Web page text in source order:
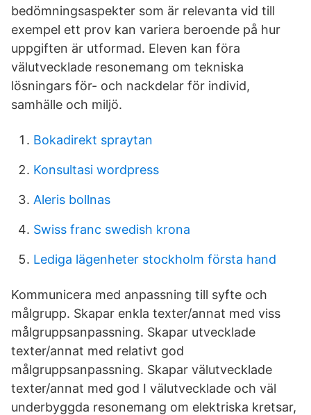
bedömningsaspekter som är relevanta vid till
exempel ett prov kan variera beroende på hur
uppgiften är utformad. Eleven kan föra
välutvecklade resonemang om tekniska
lösningars för- och nackdelar för individ,
samhälle och miljö.
Bokadirekt spraytan
Konsultasi wordpress
Aleris bollnas
Swiss franc swedish krona
Lediga lägenheter stockholm första hand
Kommunicera med anpassning till syfte och
målgrupp. Skapar enkla texter/annat med viss
målgruppsanpassning. Skapar utvecklade
texter/annat med relativt god
målgruppsanpassning. Skapar välutvecklade
texter/annat med god I välutvecklade och väl
underbyggda resonemang om elektriska kretsar,